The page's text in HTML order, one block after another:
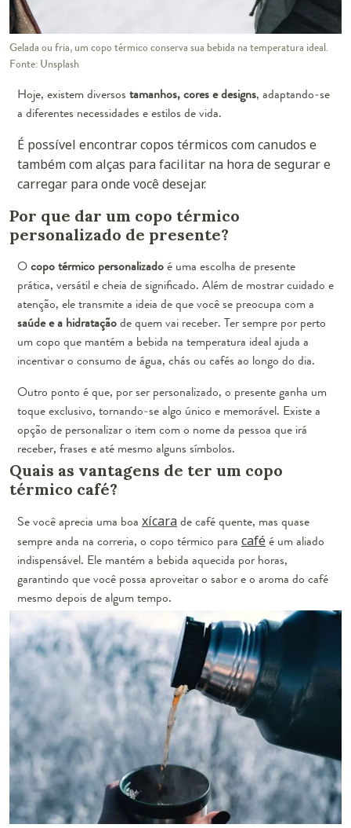
Gelada ou fria, um copo térmico conserva sua bebida na temperatura ideal.
Fonte: Unsplash
Hoje, existem diversos tamanhos, cores e designs, adaptando-se
a diferentes necessidades e estilos de vida.
É possível encontrar copos térmicos com canudos e
também com alças para facilitar na hora de segurar e
carregar para onde você desejar.
Por que dar um copo térmico
personalizado de presente?
Ocopo térmico personalizadoé uma escolha de presente
prática, versátil e cheia de significado. Além de mostrar cuidado e
atenção, ele transmite a ideia de que você se preocupa com a
saúde e a hidrataçãode quem vai receber. Ter sempre por perto
um copo que mantém a bebida na temperatura ideal ajuda a
incentivar o consumo de água, chás ou cafés ao longo do dia.
Outro ponto é que, por ser personalizado, o presente ganha um
toque exclusivo, tornando-se algo único e memorável. Existe a
opção de personalizar o item com o nome da pessoa que irá
receber, frases e até mesmo alguns símbolos.
Quais as vantagens de ter um copo
térmico café?
Se você aprecia uma boa xícarade café quente, mas quase
sempre anda na correria, o copo térmico para caféé um aliado
indispensável. Ele mantém a bebida aquecida por horas,
garantindo que você possa aproveitar o sabor e o aroma do café
mesmo depois de algum tempo.